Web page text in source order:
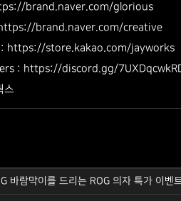
brand.naver.com/glorious
https://brand.naver.com/creative
: https://store.kakao.com/jayworks
: https://discord.gg/
스
바람막이를 드리는 ROG 의자 특가 이벤